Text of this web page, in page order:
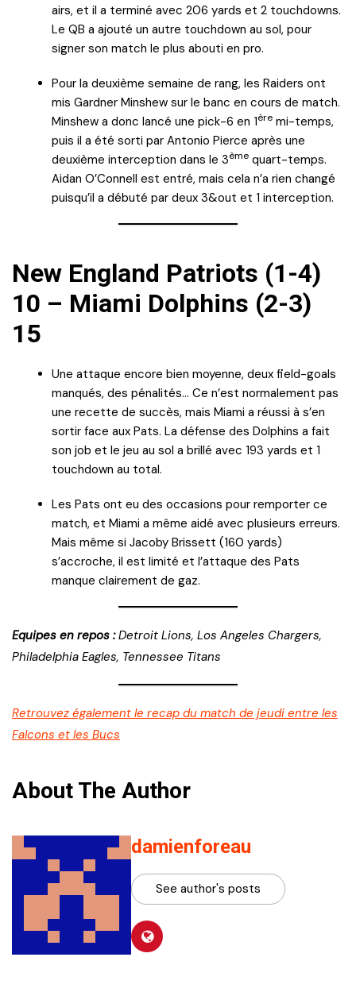
airs, et il a terminé avec 206 yards et 2 touchdowns.
Le QB a ajouté un autre touchdown au sol, pour
signer son match le plus abouti en pro.
Pour la deuxième semaine de rang, les Raiders ont
mis Gardner Minshew sur le banc en cours de match.
Minshew a donc lancé une pick-6 en 1ère mi-temps,
puis il a été sorti par Antonio Pierce après une
deuxième interception dans le 3ème quart-temps.
Aidan O’Connell est entré, mais cela n’a rien changé
puisqu’il a débuté par deux 3&out et 1 interception.
New England Patriots (1-4)
10 – Miami Dolphins (2-3)
15
Une attaque encore bien moyenne, deux field-goals
manqués, des pénalités… Ce n’est normalement pas
une recette de succès, mais Miami a réussi à s’en
sortir face aux Pats. La défense des Dolphins a fait
son job et le jeu au sol a brillé avec 193 yards et 1
touchdown au total.
Les Pats ont eu des occasions pour remporter ce
match, et Miami a même aidé avec plusieurs erreurs.
Mais même si Jacoby Brissett (160 yards)
s’accroche, il est limité et l’attaque des Pats
manque clairement de gaz.
Equipes en repos :Detroit Lions, Los Angeles Chargers,
Philadelphia Eagles, Tennessee Titans
Retrouvez également le recap du match de jeudi entre les
Falcons et les Bucs
About The Author
damienforeau
See author's posts